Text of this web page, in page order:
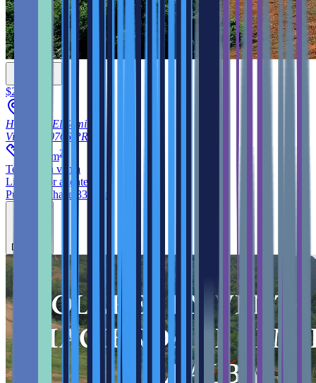
$272,475
Hacienda El Semil
Villalba
00766 PR
m2
Terreno
en venta
Listado por agente
Publicado hace 330 días
Destacar